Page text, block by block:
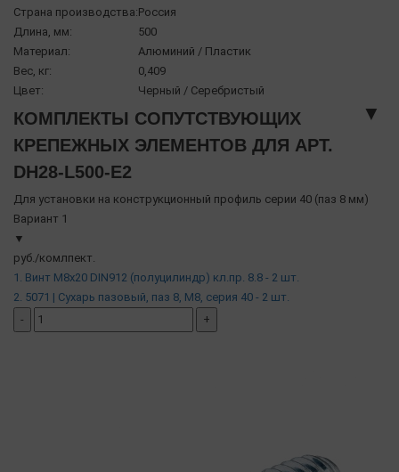
Страна производства:Россия
Длина, мм:
500
Материал:
Алюминий / Пластик
Вес, кг:
0,409
Цвет:
Черный / Серебристый
КОМПЛЕКТЫ СОПУТСТВУЮЩИХ
КРЕПЕЖНЫХ ЭЛЕМЕНТОВ ДЛЯ АРТ.
DH28-L500-E2
▼
Для установки на конструкционный профиль серии 40 (паз 8 мм)
Вариант 1
▼
руб./комлпект.
1. Винт М8х20 DIN912 (полуцилиндр) кл.пр. 8.8 - 2 шт.
2. 5071 | Сухарь пазовый, паз 8, М8, серия 40 - 2 шт.
-
+